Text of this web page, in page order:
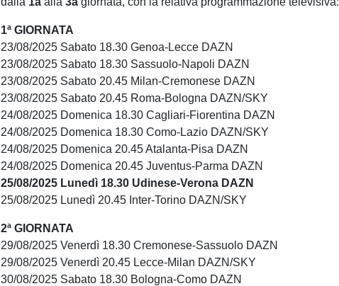
1ª GIORNATA
23/08/2025 Sabato 18.30 Genoa-Lecce DAZN
23/08/2025 Sabato 18.30 Sassuolo-Napoli DAZN
23/08/2025 Sabato 20.45 Milan-Cremonese DAZN
23/08/2025 Sabato 20.45 Roma-Bologna DAZN/SKY
24/08/2025 Domenica 18.30 Cagliari-Fiorentina DAZN
24/08/2025 Domenica 18.30 Como-Lazio DAZN/SKY
24/08/2025 Domenica 20.45 Atalanta-Pisa DAZN
24/08/2025 Domenica 20.45 Juventus-Parma DAZN
25/08/2025 Lunedì 18.30 Udinese-Verona DAZN
25/08/2025 Lunedì 20.45 Inter-Torino DAZN/SKY
2ª GIORNATA
29/08/2025 Venerdì 18.30 Cremonese-Sassuolo DAZN
29/08/2025 Venerdì 20.45 Lecce-Milan DAZN/SKY
30/08/2025 Sabato 18.30 Bologna-Como DAZN